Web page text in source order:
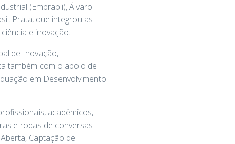
(Embrapii), Álvaro
Prata, que integrou as
e inovação.
de Inovação,
também com o apoio de
em Desenvolvimento
acadêmicos,
e rodas de conversas
Captação de